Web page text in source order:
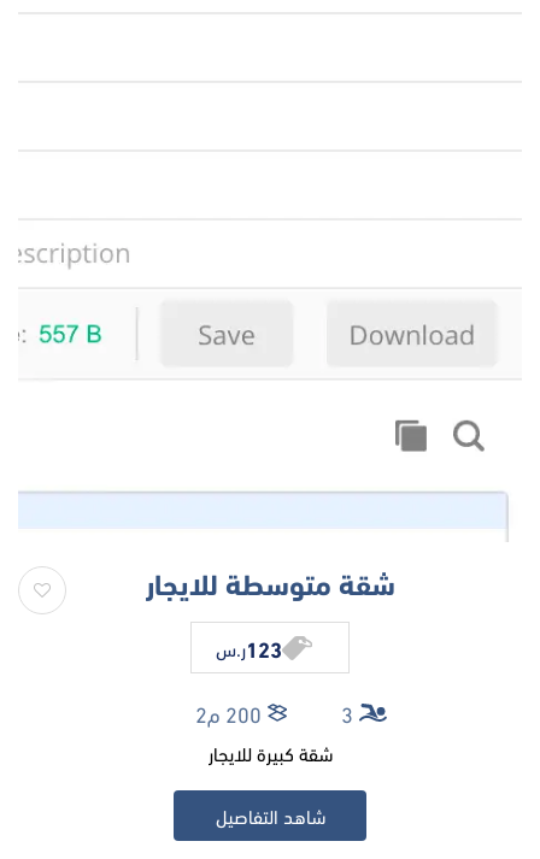
شقة متوسطة للايجار
123ر.س
3 200 م2
شقة كبيرة للايجار
شاهد التفاصيل